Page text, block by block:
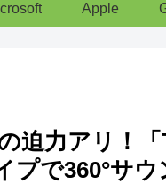
Apple
迫力アリ！
で360°サウ